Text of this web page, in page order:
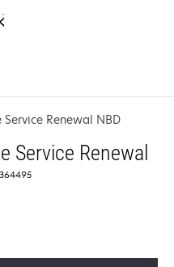
Service Renewal NBD
Service Renewal